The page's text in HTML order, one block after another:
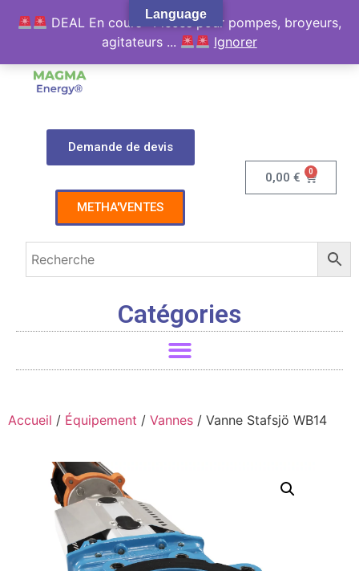
Demande de devis
METHA'VENTES
0,00€ 0
Catégories
Accueil / Équipement / Vannes / Vanne Stafsjö WB14
Language
DEAL En cours : Pièces pour pompes, broyeurs,
agitateurs ...
Ignorer